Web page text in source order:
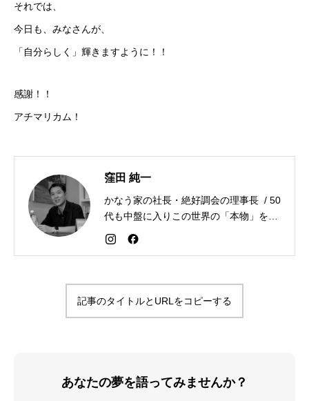
それでは、
今日も、みなさんが、
「自分らしく」輝きますように！！
感謝！！
アチマリカム！
窪田 純一
かなう家の社長・絶好調会の理事長 / 50
代も中盤に入りこの世界の「本物」を追
求しながら「感謝が人生を変える」こと
を広める生き方を目指している。好きな
記事のタイトルとURLをコピーする
あなたの夢を語ってみませんか？